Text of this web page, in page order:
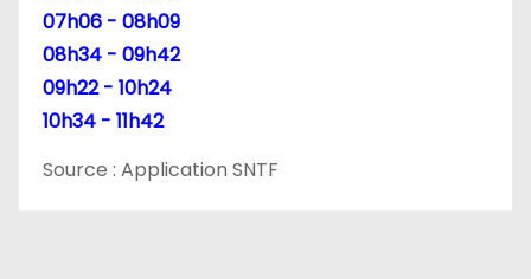
c
e
07h06 - 08h09
08h34 - 09h42
09h22 - 10h24
10h34 - 11h42
Source : Application SNTF